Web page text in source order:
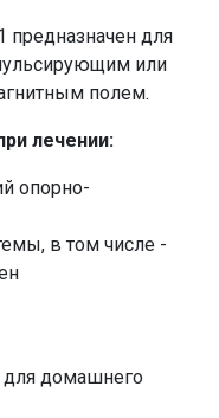
предназначен для
или
полем.
лечении:
опорно-
в том числе -
для домашнего